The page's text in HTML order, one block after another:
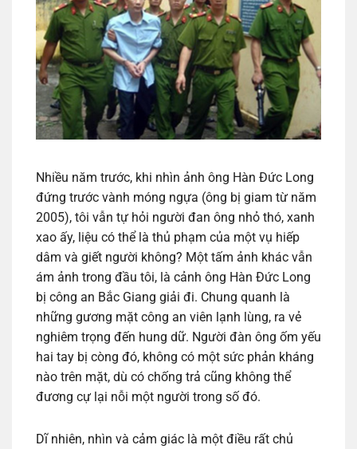
Nhiều năm trước, khi nhìn ảnh ông Hàn Đức Long
đứng trước vành móng ngựa (ông bị giam từ năm
2005), tôi vẫn tự hỏi người đan ông nhỏ thó, xanh
xao ấy, liệu có thể là thủ phạm của một vụ hiếp
dâm và giết người không? Một tấm ảnh khác vẫn
ám ảnh trong đầu tôi, là cảnh ông Hàn Đức Long
bị công an Bắc Giang giải đi. Chung quanh là
những gương mặt công an viên lạnh lùng, ra vẻ
nghiêm trọng đến hung dữ. Người đàn ông ốm yếu
hai tay bị còng đó, không có một sức phản kháng
nào trên mặt, dù có chống trả cũng không thể
đương cự lại nỗi một người trong số đó.
Dĩ nhiên, nhìn và cảm giác là một điều rất chủ